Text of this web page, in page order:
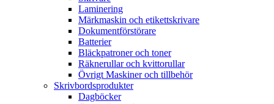
Laminering
Märkmaskin och etikettskrivare
Dokumentförstörare
Batterier
Bläckpatroner och toner
Räknerullar och kvittorullar
Övrigt Maskiner och tillbehör
Skrivbordsprodukter
Dagböcker